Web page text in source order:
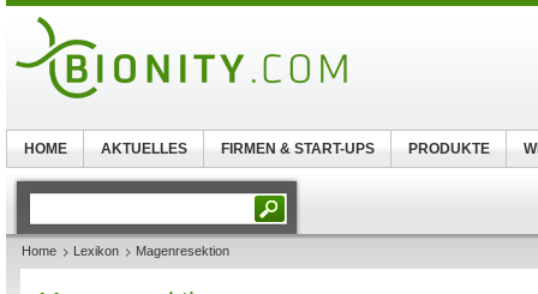
Home Lexikon Magenresektion
HOME AKTUELLES FIRMEN & START-UPS PRODUKTE